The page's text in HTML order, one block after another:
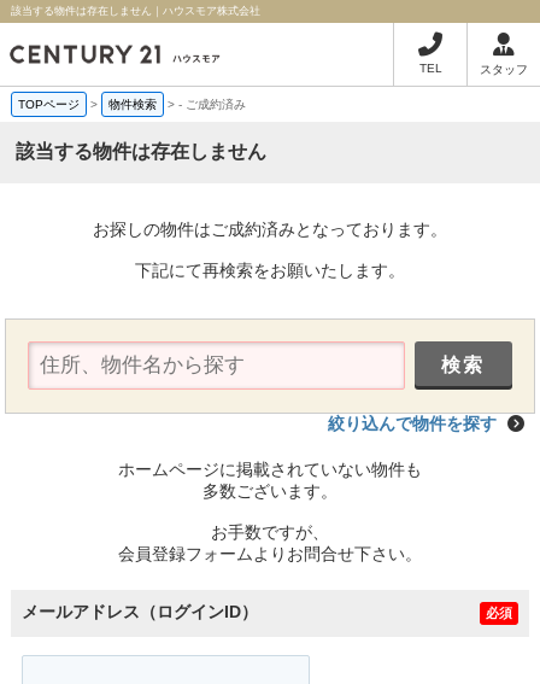
該当する物件は存在しません｜ハウスモア株式会社
TEL スタッフ
TOPページ > 物件検索 >- ご成約済み
該当する物件は存在しません
お探しの物件はご成約済みとなっております。
下記にて再検索をお願いたします。
絞り込んで物件を探す
ホームページに掲載されていない物件も
多数ございます。
お手数ですが、
会員登録フォームよりお問合せ下さい。
メールアドレス（ログインID） 必須